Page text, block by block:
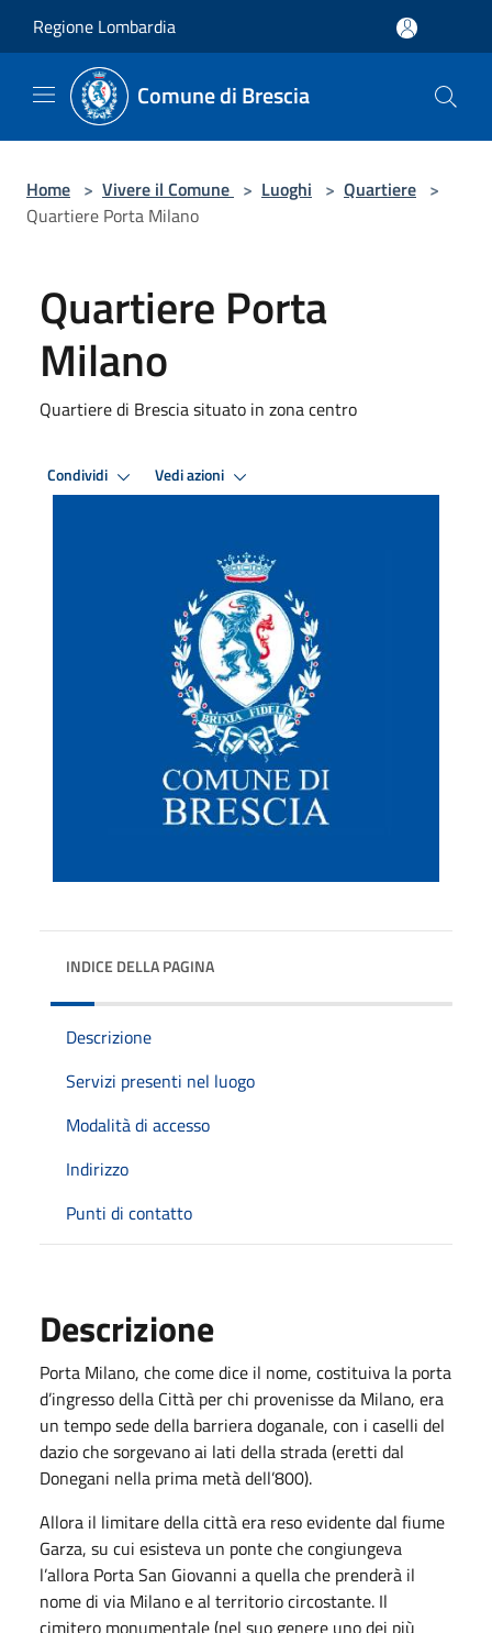
Regione Lombardia
Comune di Brescia
Home > Vivere il Comune > Luoghi > Quartiere >
Quartiere Porta Milano
Quartiere Porta
Milano
Quartiere di Brescia situato in zona centro
Condividi Vedi azioni
INDICE DELLA PAGINA
Descrizione
Servizi presenti nel luogo
Modalità di accesso
Indirizzo
Punti di contatto
Descrizione
Porta Milano, che come dice il nome, costituiva la porta
d’ingresso della Città per chi provenisse da Milano, era
un tempo sede della barriera doganale, con i caselli del
dazio che sorgevano ai lati della strada (eretti dal
Donegani nella prima metà dell’800).
Allora il limitare della città era reso evidente dal fiume
Garza, su cui esisteva un ponte che congiungeva
l’allora Porta San Giovanni a quella che prenderà il
nome di via Milano e al territorio circostante. Il
cimitero monumentale (nel suo genere uno dei più